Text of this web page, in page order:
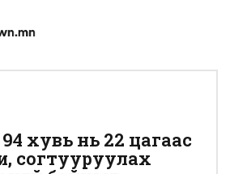
хувь нь 22 цагаас
согтууруулах